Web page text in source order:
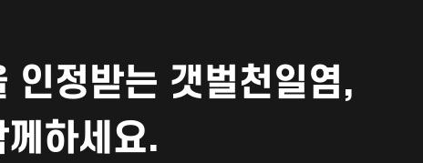
인정받는 갯벌천일염,
하세요.